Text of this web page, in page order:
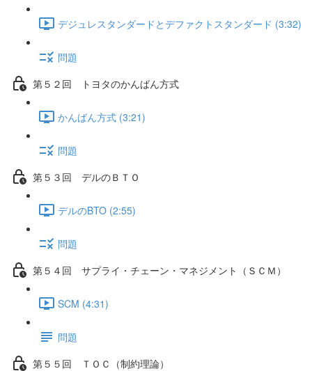
デジュレスタンダードとデファクトスタンダード (3:32)
問題
第５２回 トヨタのかんばん方式
かんばん方式 (3:21)
問題
第５３回 デルのＢＴＯ
デルのBTO (2:55)
問題
第５４回 サプライ・チェーン・マネジメント（ＳＣＭ）
SCM (4:31)
問題
第５５回 ＴＯＣ（制約理論）